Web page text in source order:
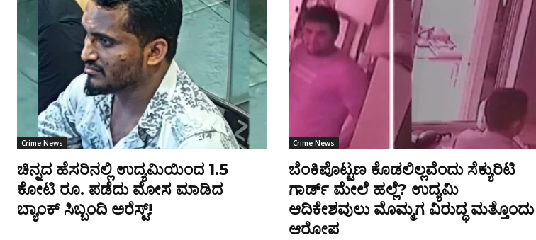
Crime News
ಚಿನ್ನದ ಹೆಸರಿನಲ್ಲಿ ಉದ್ಯಮಿಯಿಂದ 1.5
ಕೋಟಿ ರೂ. ಪಡೆದು ಮೋಸ ಮಾಡಿದ
ಬ್ಯಾಂಕ್ ಸಿಬ್ಬಂದಿ ಅರೆಸ್ಟ್!
Crime News
ಬೆಂಕಿಪೊಟ್ಟಣ ಕೊಡಲಿಲ್ಲವೆಂದು ಸೆಕ್ಯುರಿಟಿ
ಗಾರ್ಡ್ ಮೇಲೆ ಹಲ್ಲೆ? ಉದ್ಯಮಿ
ಆದಿಕೇಶವುಲು ಮೊಮ್ಮಗ ವಿರುದ್ಧ ಮತ್ತೊಂದು
ಆರೋಪ